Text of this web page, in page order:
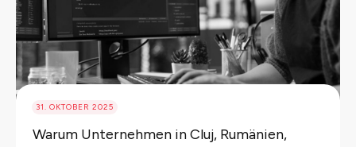
31. OKTOBER 2025
Warum Unternehmen in Cluj, Rumänien,